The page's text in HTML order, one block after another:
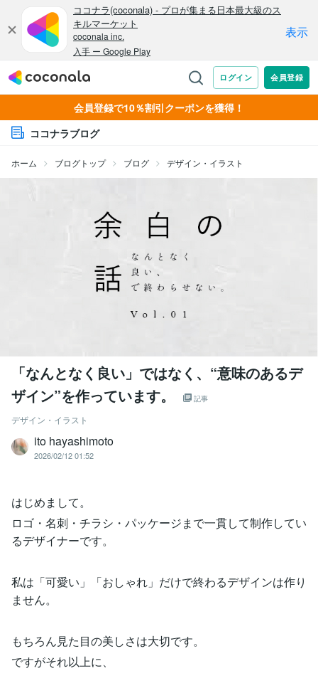
会員登録で10％割引クーポンを獲得！
ココナラブログ
ホーム ブログトップ ブログ デザイン・イラスト
「なんとなく良い」ではなく、“意味のあるデ
ザイン”を作っています。
記事
デザイン・イラスト
ito hayashimoto
2026/02/12 01:52
はじめまして。
ロゴ・名刺・チラシ・パッケージまで一貫して制作してい
るデザイナーです。
私は「可愛い」「おしゃれ」だけで終わるデザインは作り
ません。
もちろん見た目の美しさは大切です。
ですがそれ以上に、